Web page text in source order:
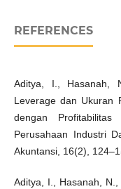
REFERENCES
Aditya, I., Hasanah,
Leverage dan Ukuran
dengan
Perusahaan Industri
Akuntansi, 16(2),
Aditya, I., Hasanah,